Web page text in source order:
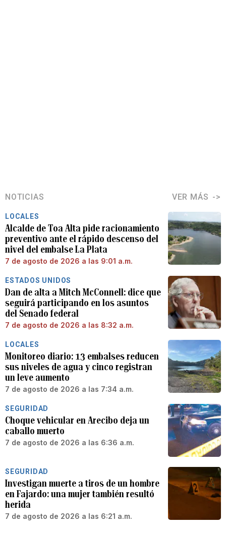
NOTICIAS VER MÁS
LOCALES
Alcalde de Toa Alta pide racionamiento
preventivo ante el rápido descenso del
nivel del embalse La Plata
7 de agosto de 2026 a las 9:01 a.m.
ESTADOS UNIDOS
Dan de alta a Mitch McConnell: dice que
seguirá participando en los asuntos
del Senado federal
7 de agosto de 2026 a las 8:32 a.m.
LOCALES
Monitoreo diario: 13 embalses reducen
sus niveles de agua y cinco registran
un leve aumento
7 de agosto de 2026 a las 7:34 a.m.
SEGURIDAD
Choque vehicular en Arecibo deja un
caballo muerto
7 de agosto de 2026 a las 6:36 a.m.
SEGURIDAD
Investigan muerte a tiros de un hombre
en Fajardo: una mujer también resultó
herida
7 de agosto de 2026 a las 6:21 a.m.